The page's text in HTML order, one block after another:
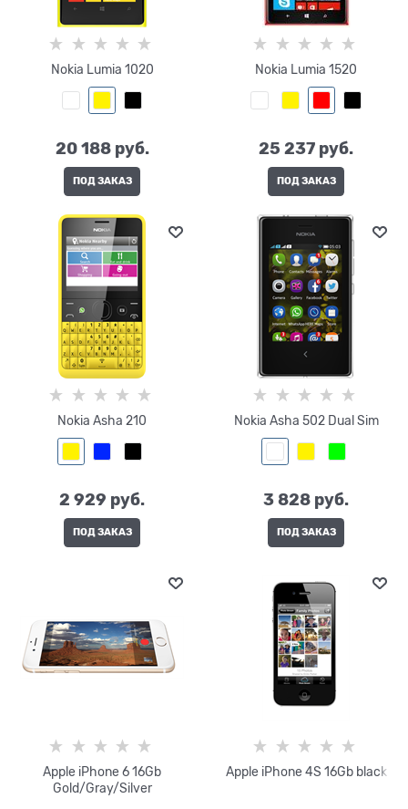
Nokia Lumia 1020
20 188 руб.
ПОД ЗАКАЗ
Nokia Lumia 1520
25 237 руб.
ПОД ЗАКАЗ
Nokia Asha 210
2 929 руб.
ПОД ЗАКАЗ
Nokia Asha 502 Dual Sim
3 828 руб.
ПОД ЗАКАЗ
Apple iPhone 6 16Gb
Gold/Gray/Silver
Apple iPhone 4S 16Gb black